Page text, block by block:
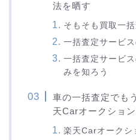
法を晒す
そもそも買取一
一括査定サービ
一括査定サービ
みを知ろう
車の一括査定でも
天Carオークション
楽天Carオークシ